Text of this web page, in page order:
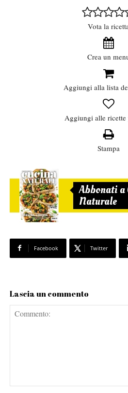
Vota la
Crea un
Aggiungi alla lista
Aggiungi alle ricette
Stampa
Abbonati a
Naturale
Facebook Twitter
Lascia un commento